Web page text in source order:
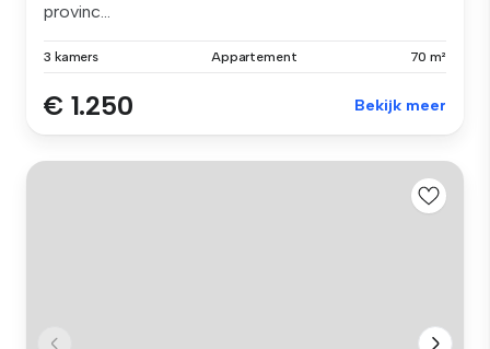
provinc...
3 kamers Appartement 70 m²
€ 1.250 Bekijk meer